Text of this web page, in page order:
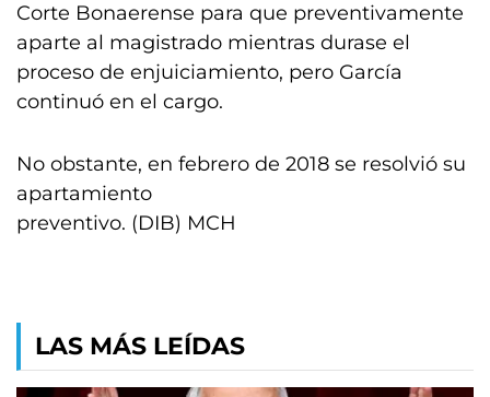
Corte Bonaerense para que preventivamente
aparte al magistrado mientras durase el
proceso de enjuiciamiento, pero García
continuó en el cargo.
No obstante, en febrero de 2018 se resolvió su
apartamiento
preventivo. (DIB) MCH
LAS MÁS LEÍDAS